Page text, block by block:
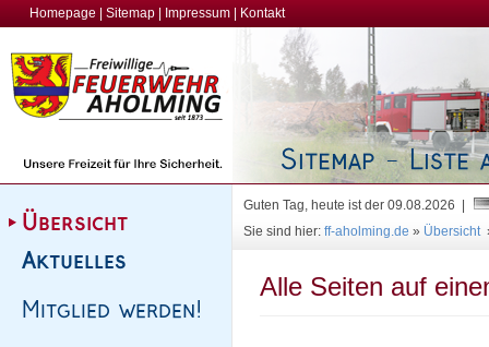
Homepage Sitemap Impressum Kontakt
Guten Tag, heute ist der 09.08.2026 |
Sie sind hier: ff-aholming.de » Übersicht
Alle Seiten auf